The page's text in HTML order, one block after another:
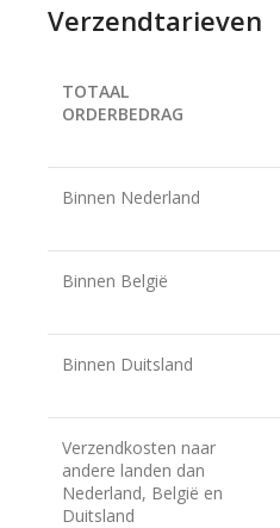
Verzendtarieven
TOTAAL
ORDERBEDRAG
Binnen Nederland
Binnen België
Binnen Duitsland
Verzendkosten naar
andere landen dan
Nederland, België en
Duitsland